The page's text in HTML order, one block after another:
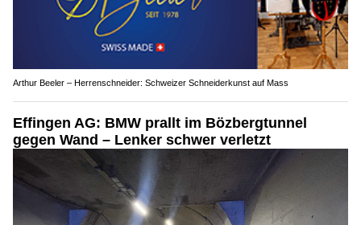
Arthur Beeler – Herrenschneider: Schweizer Schneiderkunst auf Mass
Effingen AG: BMW prallt im Bözbergtunnel
gegen Wand – Lenker schwer verletzt